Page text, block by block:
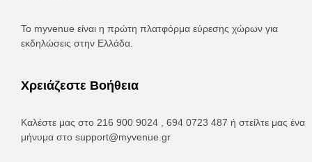
Το myvenue είναι η πρώτη πλατφόρμα εύρεσης χώρων για
εκδηλώσεις στην Ελλάδα.
Χρειάζεστε Βοήθεια
Καλέστε μας στο 216 900 9024 , 694 0723 487 ή στείλτε μας ένα
μήνυμα στο support@myvenue.gr